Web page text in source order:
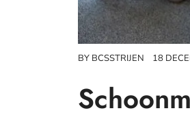
BY BCSSTRIJEN 18